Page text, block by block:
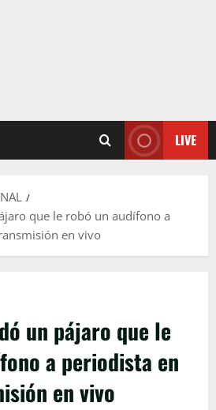
LIVE
que le robó un audífono a
en vivo
un pájaro que le
a periodista en
en vivo